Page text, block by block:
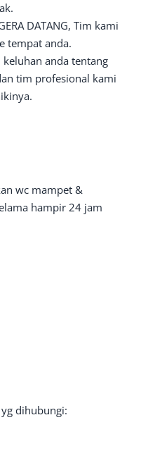
DATANG, Tim kami
tempat anda.
keluhan anda tentang
tim profesional kami
wc mampet &
hampir 24 jam
dihubungi: